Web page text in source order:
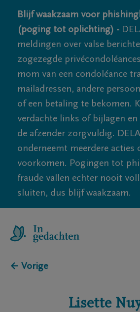
Blijf waakzaam voor
(poging tot oplichting) -
meldingen over valse
zogezegde
mom van een condoléance
mailadressen, andere
of een betaling te bekomen.
verdachte links of bijlagen
de afzender zorgvuldig. DELA
onderneemt meerdere acties
voorkomen. Pogingen tot
fraude vallen echter nooit
sluiten, dus blijf waakzaam.
← Vorige
Lisette